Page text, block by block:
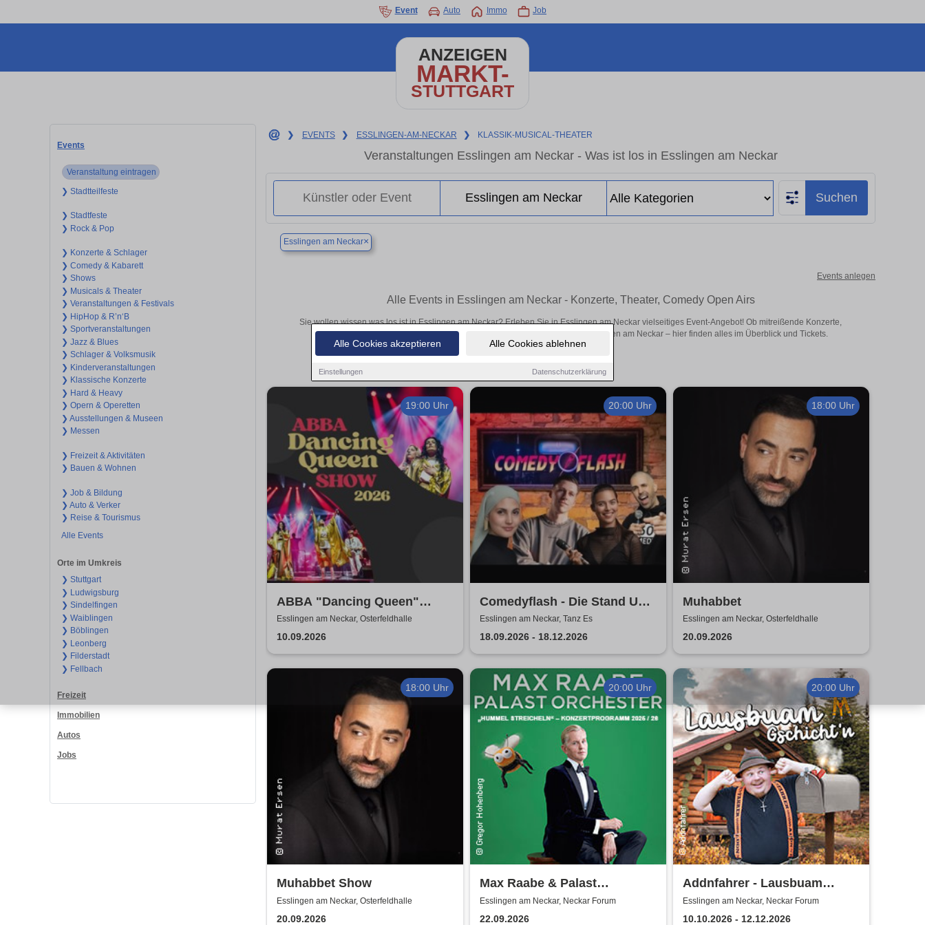
Alle Cookies akzeptieren Alle Cookies ablehnen
Einstellungen Datenschutzerklärung
Event Auto Immo Job
ANZEIGEN
MARKT-
STUTTGART
Events
Veranstaltung eintragen
❯ Stadtteilfeste
❯ Stadtfeste
❯ Rock & Pop
❯ Konzerte & Schlager
❯ Comedy & Kabarett
❯ Shows
❯ Musicals & Theater
❯ Veranstaltungen & Festivals
❯ HipHop & R’n‘B
❯ Sportveranstaltungen
❯ Jazz & Blues
❯ Schlager & Volksmusik
❯ Kinderveranstaltungen
❯ Klassische Konzerte
❯ Hard & Heavy
❯ Opern & Operetten
❯ Ausstellungen & Museen
❯ Messen
❯ Freizeit & Aktivitäten
❯ Bauen & Wohnen
❯ Job & Bildung
❯ Auto & Verker
❯ Reise & Tourismus
Alle Events
Orte im Umkreis
❯ Stuttgart
❯ Ludwigsburg
❯ Sindelfingen
❯ Waiblingen
❯ Böblingen
❯ Leonberg
❯ Filderstadt
❯ Fellbach
Freizeit
Immobilien
Autos
Jobs
❯ EVENTS ❯ ESSLINGEN-AM-NECKAR ❯ KLASSIK-MUSICAL-THEATER
Veranstaltungen Esslingen am Neckar - Was ist los in Esslingen am Neckar
Suchen
Esslingen am Neckar×
Events anlegen
Alle Events in Esslingen am Neckar - Konzerte, Theater, Comedy Open Airs
Sie wollen wissen was los ist in Esslingen am Neckar? Erleben Sie in Esslingen am Neckar vielseitiges Event-Angebot! Ob mitreißende Konzerte,
inspirierende Theateraufführungen oder aufregende Veranstaltungen in Esslingen am Neckar – hier finden alles im Überblick und Tickets.
19:00 Uhr
ABBA "Dancing Queen"
Show 2026
Esslingen am Neckar, Osterfeldhalle
10.09.2026
20:00 Uhr
Comedyflash - Die Stand Up
Comedy Show in Esslingen
Esslingen am Neckar, Tanz Es
18.09.2026 - 18.12.2026
18:00 Uhr
Muhabbet
Esslingen am Neckar, Osterfeldhalle
20.09.2026
18:00 Uhr
Muhabbet Show
Esslingen am Neckar, Osterfeldhalle
20.09.2026
20:00 Uhr
Max Raabe & Palast
Orchester - Hummel
streicheln
Esslingen am Neckar, Neckar Forum
22.09.2026
20:00 Uhr
Addnfahrer - Lausbuam
Gschicht'n
Esslingen am Neckar, Neckar Forum
10.10.2026 - 12.12.2026